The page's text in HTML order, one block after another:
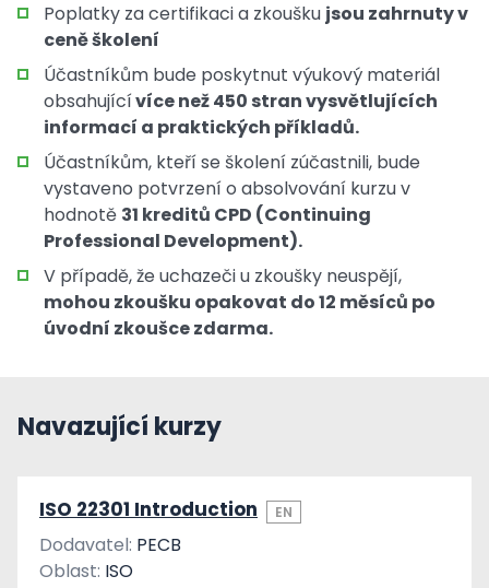
Poplatky za certifikaci a zkoušku jsou zahrnuty v
ceně školení
Účastníkům bude poskytnut výukový materiál
obsahujícívíce než 450 stran vysvětlujících
informací a praktických příkladů.
Účastníkům, kteří se školení zúčastnili, bude
vystaveno potvrzení o absolvování kurzu v
hodnotě 31 kreditů CPD (Continuing
Professional Development).
V případě, že uchazeči u zkoušky neuspějí,
mohou zkoušku opakovat do 12 měsíců po
úvodní zkoušce zdarma.
Navazující kurzy
ISO 22301 Introduction EN
Dodavatel: PECB
Oblast: ISO